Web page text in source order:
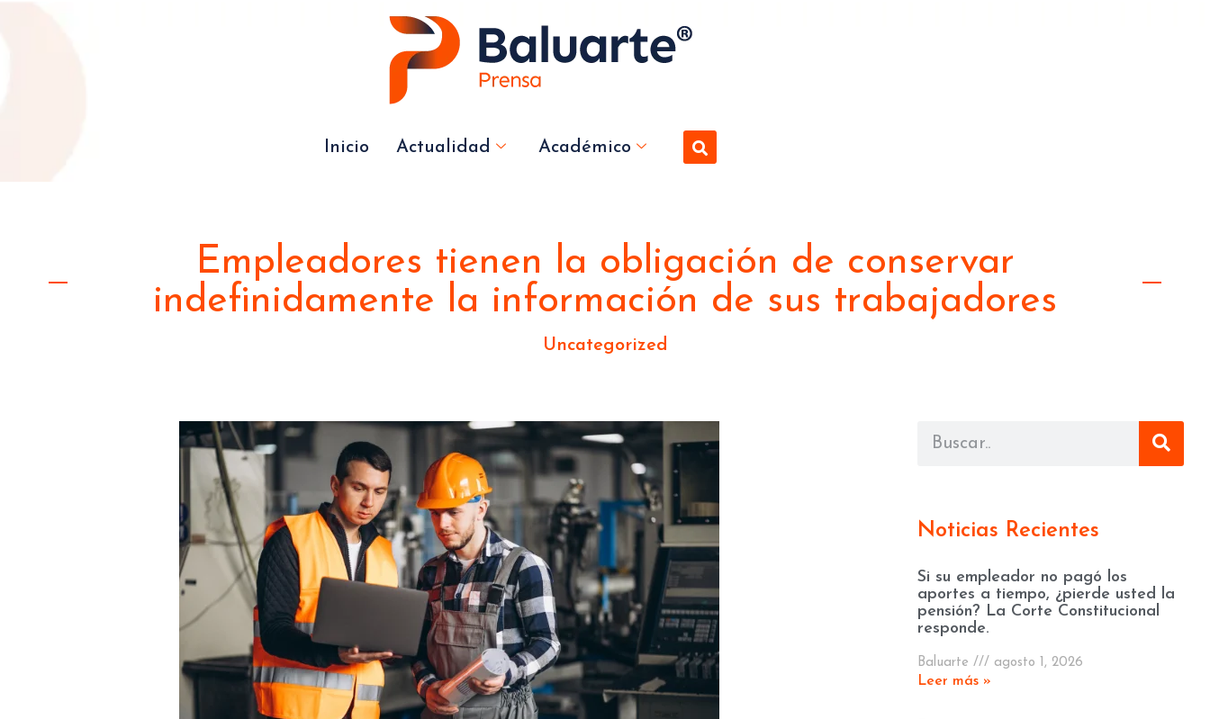
Inicio Actualidad Académico
Empleadores tienen la obligación de conservar
indefinidamente la información de sus trabajadores
Uncategorized
Noticias Recientes
Si su empleador no pagó los
aportes a tiempo, ¿pierde usted la
pensión? La Corte Constitucional
responde.
Baluarte agosto 1, 2026
Leer más »